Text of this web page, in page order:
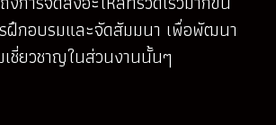
ฝึกอบรมและจัดสัมมนา เพื่อพัฒนา
ชี่ยวชาญในส่วนงานนั้นๆ